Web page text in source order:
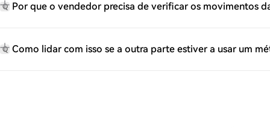
Q Por que o vendedor precisa de verificar os movimentos
Q Como lidar com isso se a outra parte estiver a usar um